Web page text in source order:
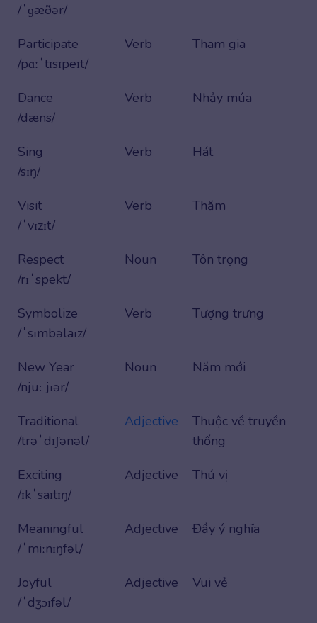
/ˈɡæðər/
Participate
/pɑːˈtɪsɪpeɪt/
Verb Tham gia
Dance
/dæns/
Verb Nhảy múa
Sing
/sɪŋ/
Verb Hát
Visit
/ˈvɪzɪt/
Verb Thăm
Respect
/rɪˈspekt/
Noun Tôn trọng
Symbolize
/ˈsɪmbəlaɪz/
Verb Tượng trưng
New Year
/njuː jɪər/
Noun Năm mới
Traditional
/trəˈdɪʃənəl/
Adjective
Thuộc về truyền
thống
Exciting
/ɪkˈsaɪtɪŋ/
Adjective Thú vị
Meaningful
/ˈmiːnɪŋfəl/
Adjective Đầy ý nghĩa
Joyful
/ˈdʒɔɪfəl/
Adjective Vui vẻ